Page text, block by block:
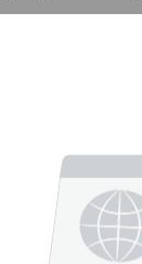
dirawat.
kini.